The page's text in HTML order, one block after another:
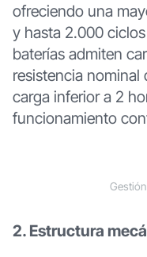
ofreciendo una
y hasta 2.000
baterías admiten
resistencia
carga inferior a 2
funcionamiento
2. Estructura